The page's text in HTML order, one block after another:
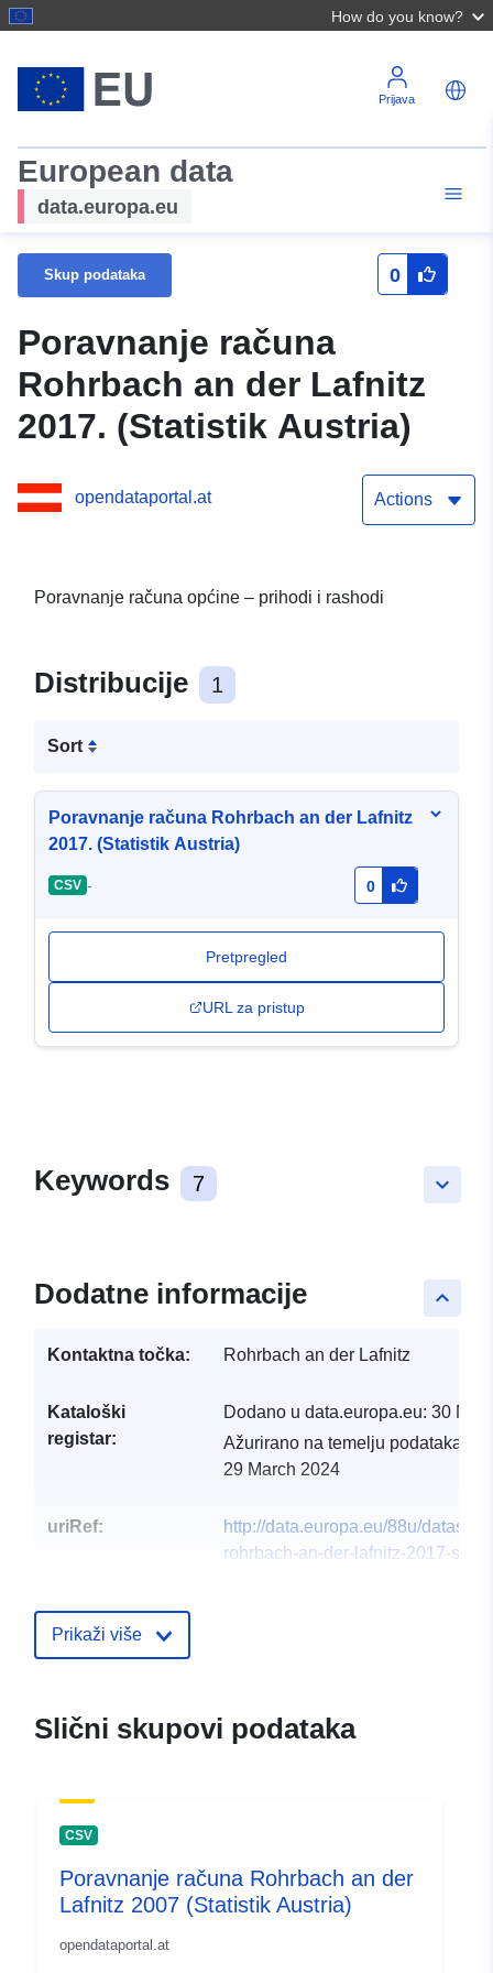
How do you know?
Prijava
European data
data.europa.eu
Skup podataka 0
Poravnanje računa
Rohrbach an der Lafnitz
2017. (Statistik Austria)
opendataportal.at Actions
Poravnanje računa općine – prihodi i rashodi
Distribucije 1
Sort
Poravnanje računa Rohrbach an der Lafnitz
2017. (Statistik Austria)
CSV - 0
Pretpregled
URL za pristup
keyboard_arrow_down
Keywords 7
keyboard_arrow_up
Dodatne informacije
Kontaktna točka: Rohrbach an der Lafnitz
Kataloški
registar:
Dodano u data.europa.eu: 30
Ažurirano na temelju
29 March 2024
uriRef:
http://data.europa.eu/88u/
rohrbach-an-der-lafnitz-2017-
Prikaži više
Slični skupovi podataka
CSV
Poravnanje računa Rohrbach an der
Lafnitz 2007 (Statistik Austria)
opendataportal.at